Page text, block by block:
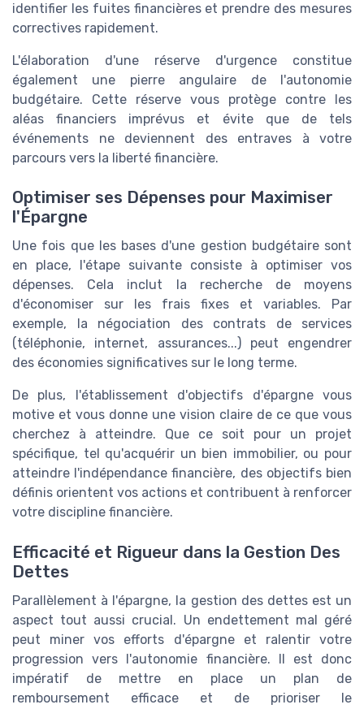
identifier les fuites financières et prendre des mesures
correctives rapidement.
L'élaboration d'une réserve d'urgence constitue
également une pierre angulaire de l'autonomie
budgétaire. Cette réserve vous protège contre les
aléas financiers imprévus et évite que de tels
événements ne deviennent des entraves à votre
parcours vers la liberté financière.
Optimiser ses Dépenses pour Maximiser
l'Épargne
Une fois que les bases d'une gestion budgétaire sont
en place, l'étape suivante consiste à optimiser vos
dépenses. Cela inclut la recherche de moyens
d'économiser sur les frais fixes et variables. Par
exemple, la négociation des contrats de services
(téléphonie, internet, assurances...) peut engendrer
des économies significatives sur le long terme.
De plus, l'établissement d'objectifs d'épargne vous
motive et vous donne une vision claire de ce que vous
cherchez à atteindre. Que ce soit pour un projet
spécifique, tel qu'acquérir un bien immobilier, ou pour
atteindre l'indépendance financière, des objectifs bien
définis orientent vos actions et contribuent à renforcer
votre discipline financière.
Efficacité et Rigueur dans la Gestion Des
Dettes
Parallèlement à l'épargne, la gestion des dettes est un
aspect tout aussi crucial. Un endettement mal géré
peut miner vos efforts d'épargne et ralentir votre
progression vers l'autonomie financière. Il est donc
impératif de mettre en place un plan de
remboursement efficace et de prioriser le